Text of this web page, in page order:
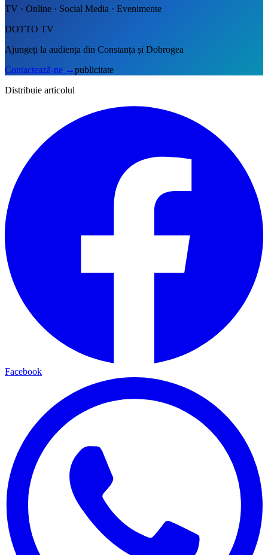
TV · Online · Social Media · Evenimente
DOTTO TV
Ajungeți la audiența din Constanța și Dobrogea
Contactează-ne →publicitate
Distribuie articolul
Facebook